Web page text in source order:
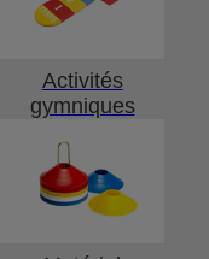
Activités
gymniques